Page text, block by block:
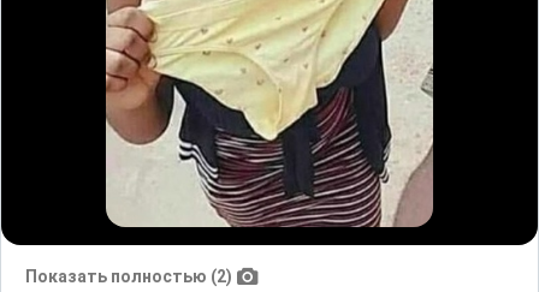
Показать полностью (2)